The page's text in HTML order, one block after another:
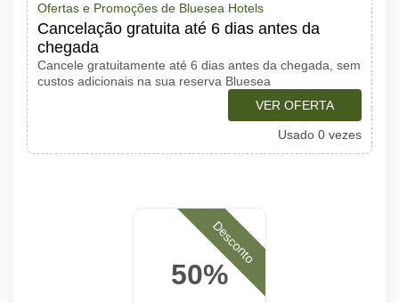
Ofertas e Promoções de Bluesea Hotels
Cancelação gratuita até 6 dias antes da
chegada
Cancele gratuitamente até 6 dias antes da chegada, sem
custos adicionais na sua reserva Bluesea
VER OFERTA
Usado 0 vezes
50%
Desconto